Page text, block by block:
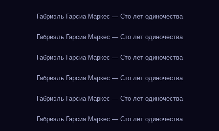
Габриэль Гарсиа Маркес — Сто лет одиночества
Габриэль Гарсиа Маркес — Сто лет одиночества
Габриэль Гарсиа Маркес — Сто лет одиночества
Габриэль Гарсиа Маркес — Сто лет одиночества
Габриэль Гарсиа Маркес — Сто лет одиночества
Габриэль Гарсиа Маркес — Сто лет одиночества